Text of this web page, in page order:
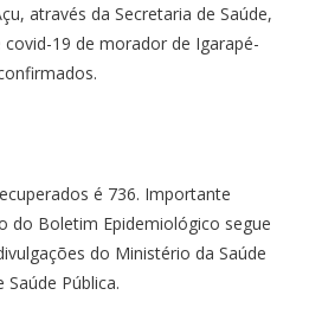
através da Secretaria de Saúde,
19 de morador de Igarapé-
é 736. Importante
do Boletim Epidemiológico segue
do Ministério da Saúde
Pública.